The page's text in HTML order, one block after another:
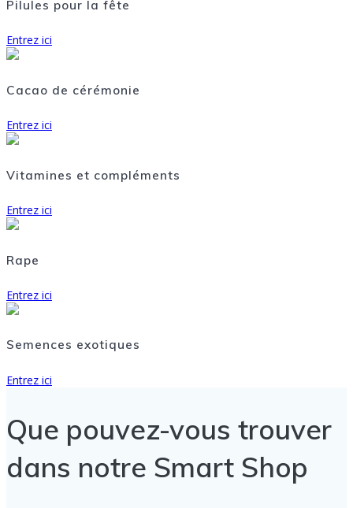
Pilules pour la fête
Entrez ici
Cacao de cérémonie
Entrez ici
Vitamines et compléments
Entrez ici
Rape
Entrez ici
Semences exotiques
Entrez ici
Que pouvez-vous trouver
dans notre Smart Shop